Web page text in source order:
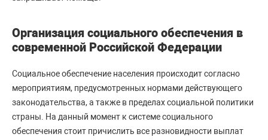
Организация социального обеспечения в
современной Российской Федерации
Социальное обеспечение населения происходит согласно
мероприятиям, предусмотренных нормами действующего
законодательства, а также в пределах социальной политики
страны. На данный момент к системе социального
обеспечения стоит причислить все разновидности выплат